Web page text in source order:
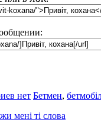
нет Бетмен,
мені ті слова